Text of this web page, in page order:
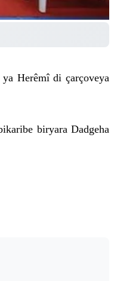
Herêmî di çarçoveya
biryara Dadgeha